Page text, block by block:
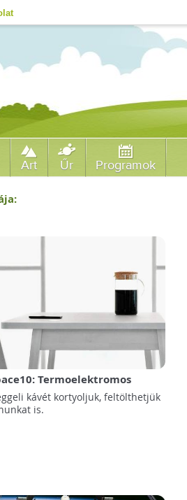
Art Űr Programok
Termoelektromos
kávét kortyoljuk, feltölthetjük
is.